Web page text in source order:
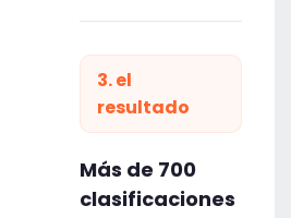
3. el
resultado
Más de 700
clasificaciones